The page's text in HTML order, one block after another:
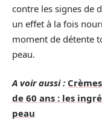
contre les signes de
un effet à la fois
moment de détente
peau.
A voir aussi :
de 60 ans : les
peau